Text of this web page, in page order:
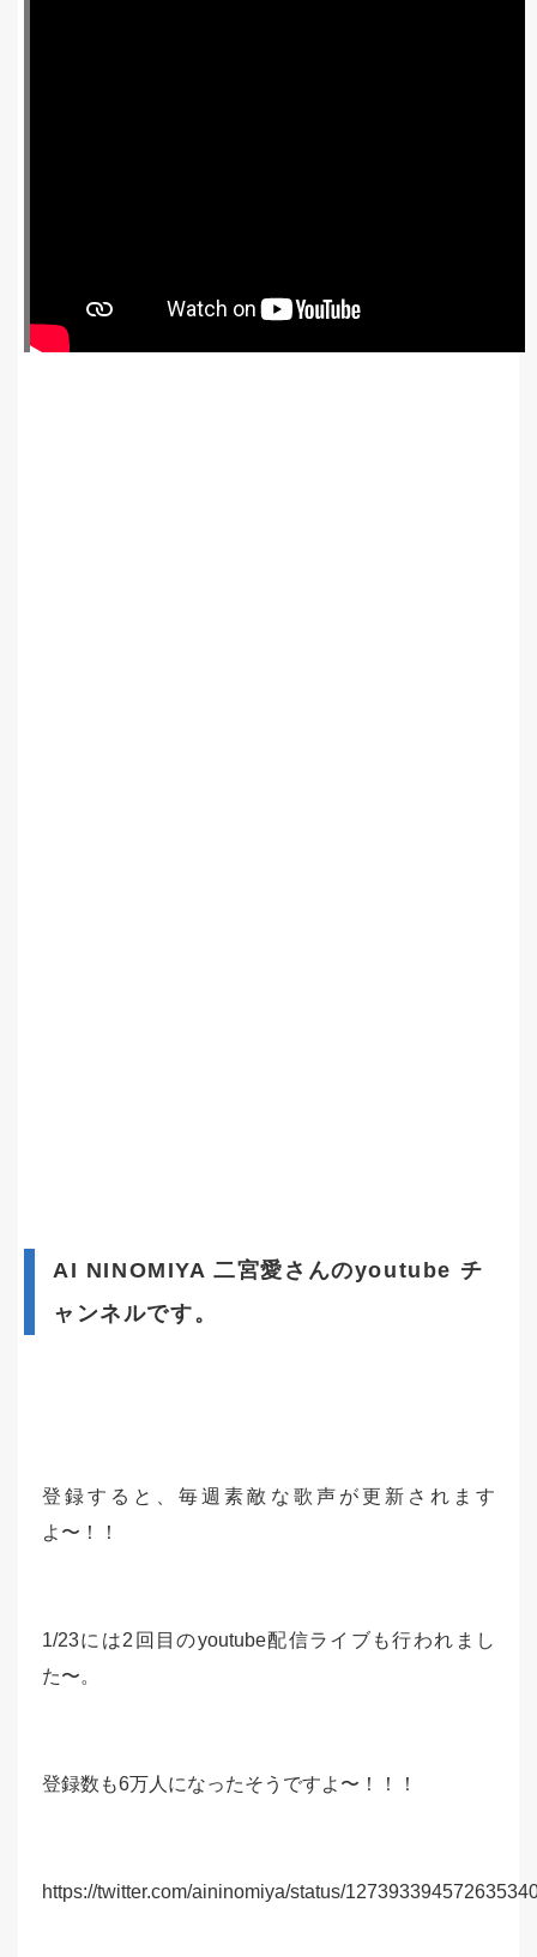
AI NINOMIYA 二宮愛さんのyoutube チ
ャンネルです。
登録すると、毎週素敵な歌声が更新されます
よ〜！！
1/23には2回目のyoutube配信ライブも行われまし
た〜。
登録数も6万人になったそうですよ〜！！！
https://twitter.com/aininomiya/status/